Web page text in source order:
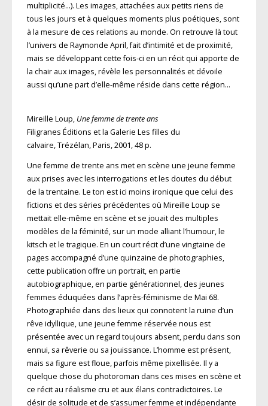
multiplicité…). Les images, attachées aux petits riens de
tous les jours et à quelques moments plus poétiques, sont
à la mesure de ces relations au monde. On retrouve là tout
l’univers de Raymonde April, fait d’intimité et de proximité,
mais se développant cette fois-ci en un récit qui apporte de
la chair aux images, révèle les personnalités et dévoile
aussi qu’une part d’elle-même réside dans cette région…
Mireille Loup, Une femme de trente ans
Filigranes Éditions et la Galerie Les filles du
calvaire, Trézélan, Paris, 2001, 48 p.
Une femme de trente ans met en scène une jeune femme
aux prises avec les interrogations et les doutes du début
de la trentaine. Le ton est ici moins ironique que celui des
fictions et des séries précédentes où Mireille Loup se
mettait elle-même en scène et se jouait des multiples
modèles de la féminité, sur un mode alliant l’humour, le
kitsch et le tragique. En un court récit d’une vingtaine de
pages accompagné d’une quinzaine de photographies,
cette publication offre un portrait, en partie
autobiographique, en partie générationnel, des jeunes
femmes éduquées dans l’après-féminisme de Mai 68.
Photographiée dans des lieux qui connotent la ruine d’un
rêve idyllique, une jeune femme réservée nous est
présentée avec un regard toujours absent, perdu dans son
ennui, sa rêverie ou sa jouissance. L’homme est présent,
mais sa figure est floue, parfois même pixellisée. Il y a
quelque chose du photoroman dans ces mises en scène et
ce récit au réalisme cru et aux élans contradictoires. Le
désir de solitude et de s’assumer femme et indépendante